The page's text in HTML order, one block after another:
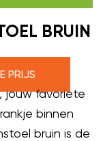
BRUIN
PRIJS
jouw favoriete
binnen
bruin is de